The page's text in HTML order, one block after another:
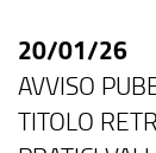
20/01/26
AVVISO
TITOLO